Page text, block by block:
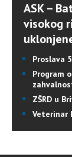
ASK –
visokog
Proslava
Program
ZŠRD u
Veterinar